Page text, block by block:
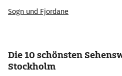
Sogn und Fjordane
Die 10 schönsten
Stockholm